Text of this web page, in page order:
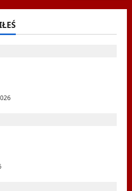
Nordic Walking